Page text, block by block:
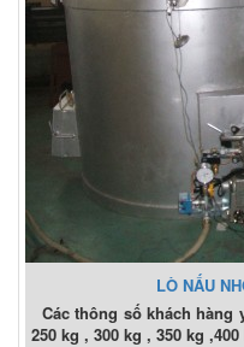
LÒ NẤU
Các thông số khách hàng
250 kg , 300 kg , 350 kg